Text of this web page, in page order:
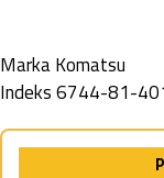
MarkaKomatsu
Indeks6744-81-